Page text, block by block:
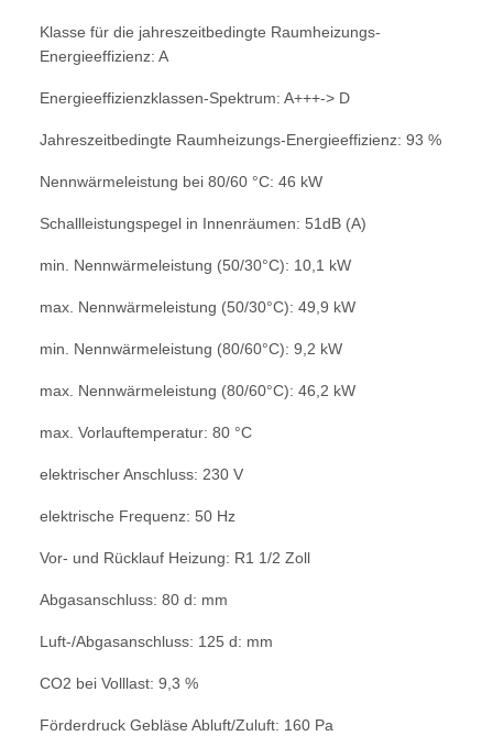
Klasse für die jahreszeitbedingte Raumheizungs-
Energieeffizienz: A
Energieeffizienzklassen-Spektrum: A+++-> D
Jahreszeitbedingte Raumheizungs-Energieeffizienz: 93 %
Nennwärmeleistung bei 80/60 °C: 46 kW
Schallleistungspegel in Innenräumen: 51dB (A)
min. Nennwärmeleistung (50/30°C): 10,1 kW
max. Nennwärmeleistung (50/30°C): 49,9 kW
min. Nennwärmeleistung (80/60°C): 9,2 kW
max. Nennwärmeleistung (80/60°C): 46,2 kW
max. Vorlauftemperatur: 80 °C
elektrischer Anschluss: 230 V
elektrische Frequenz: 50 Hz
Vor- und Rücklauf Heizung: R1 1/2 Zoll
Abgasanschluss: 80 d: mm
Luft-/Abgasanschluss: 125 d: mm
CO2 bei Volllast: 9,3 %
Förderdruck Gebläse Abluft/Zuluft: 160 Pa